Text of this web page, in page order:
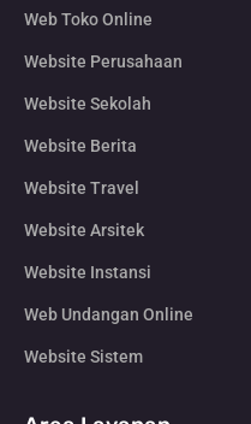
Web Toko Online
Website Perusahaan
Website Sekolah
Website Berita
Website Travel
Website Arsitek
Website Instansi
Web Undangan Online
Website Sistem